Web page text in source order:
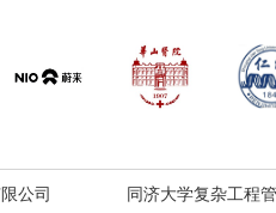
公司 同济大学复杂工程